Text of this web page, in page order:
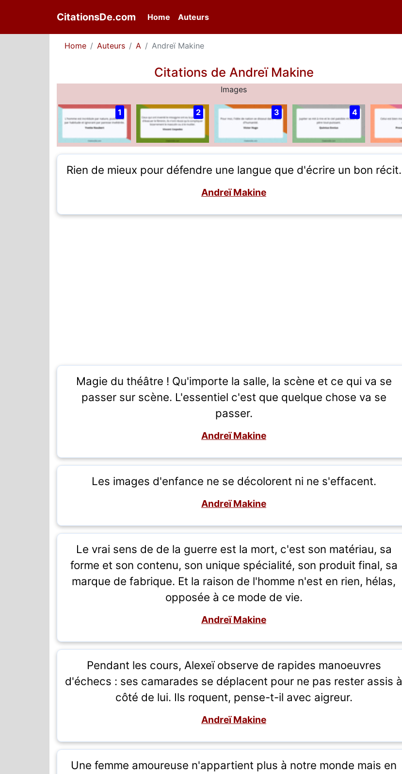
CitationsDe.com Home (current)
Auteurs
Home Auteurs A Andreï Makine
Citations de Andreï Makine
Images
1 2 3 4
Rien de mieux pour défendre une langue que d'écrire un bon récit.
Andreï Makine
Magie du théâtre ! Qu'importe la salle, la scène et ce qui va se
passer sur scène. L'essentiel c'est que quelque chose va se
passer.
Andreï Makine
Les images d'enfance ne se décolorent ni ne s'effacent.
Andreï Makine
Le vrai sens de de la guerre est la mort, c'est son matériau, sa
forme et son contenu, son unique spécialité, son produit final, sa
marque de fabrique. Et la raison de l'homme n'est en rien, hélas,
opposée à ce mode de vie.
Andreï Makine
Pendant les cours, Alexeï observe de rapides manoeuvres
d'échecs : ses camarades se déplacent pour ne pas rester assis à
côté de lui. Ils roquent, pense-t-il avec aigreur.
Andreï Makine
Une femme amoureuse n'appartient plus à notre monde mais en